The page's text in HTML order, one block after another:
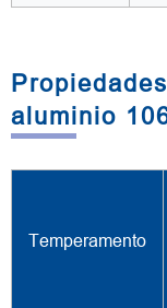
aluminio
Temperamento